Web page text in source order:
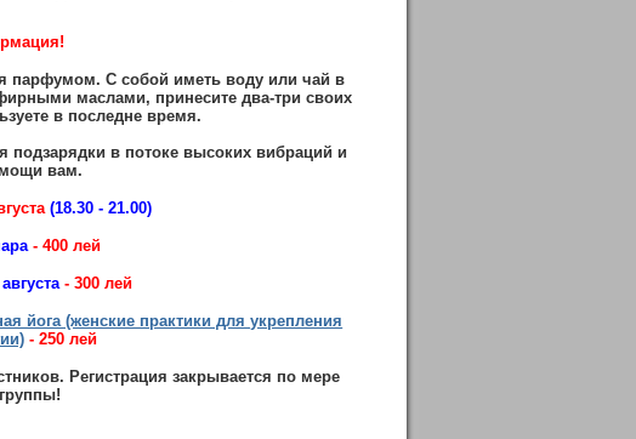
парфумом. С собой иметь воду или чай в
маслами, принесите два-три своих
в последне время.
подзарядки в потоке высоких вибраций и
вам.
(18.30 - 21.00)
- 400 лей
- 300 лей
йога (женские практики для укрепления
- 250 лей
Регистрация закрывается по мере